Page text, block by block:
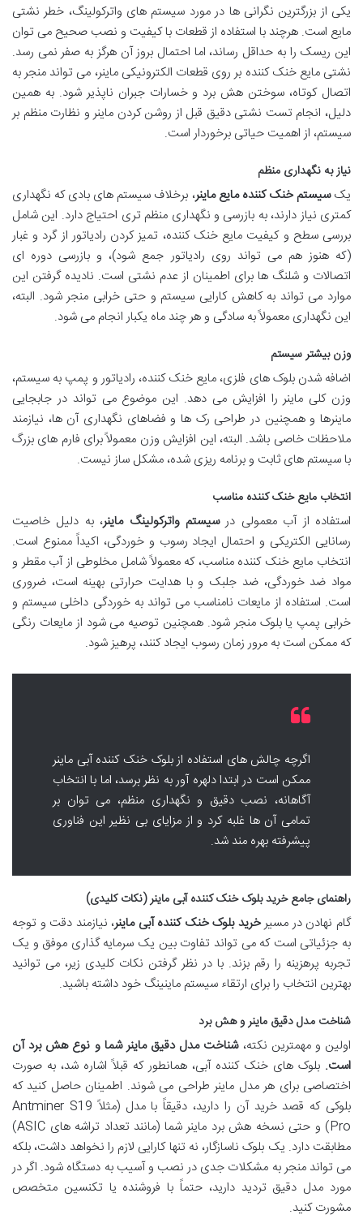
یکی از بزرگترین نگرانی ها در مورد سیستم های واترکولینگ، خطر نشتی
مایع است. هرچند با استفاده از قطعات با کیفیت و نصب صحیح می توان
این ریسک را به حداقل رساند، اما احتمال بروز آن هرگز به صفر نمی رسد.
نشتی مایع خنک کننده بر روی قطعات الکترونیکی ماینر، می تواند منجر به
اتصال کوتاه، سوختن هش برد و خسارات جبران ناپذیر شود. به همین
دلیل، انجام تست نشتی دقیق قبل از روشن کردن ماینر و نظارت منظم بر
سیستم، از اهمیت حیاتی برخوردار است.
نیاز به نگهداری منظم
یکسیستم خنک کننده مایع ماینر، برخلاف سیستم های بادی که نگهداری
کمتری نیاز دارند، به بازرسی و نگهداری منظم تری احتیاج دارد. این شامل
بررسی سطح و کیفیت مایع خنک کننده، تمیز کردن رادیاتور از گرد و غبار
(که هنوز هم می تواند روی رادیاتور جمع شود)، و بازرسی دوره ای
اتصالات و شلنگ ها برای اطمینان از عدم نشتی است. نادیده گرفتن این
موارد می تواند به کاهش کارایی سیستم و حتی خرابی منجر شود. البته،
این نگهداری معمولاً به سادگی و هر چند ماه یکبار انجام می شود.
وزن بیشتر سیستم
اضافه شدن بلوک های فلزی، مایع خنک کننده، رادیاتور و پمپ به سیستم،
وزن کلی ماینر را افزایش می دهد. این موضوع می تواند در جابجایی
ماینرها و همچنین در طراحی رک ها و فضاهای نگهداری آن ها، نیازمند
ملاحظات خاصی باشد. البته، این افزایش وزن معمولاً برای فارم های بزرگ
با سیستم های ثابت و برنامه ریزی شده، مشکل ساز نیست.
انتخاب مایع خنک کننده مناسب
استفاده از آب معمولی درسیستم واترکولینگ ماینر، به دلیل خاصیت
رسانایی الکتریکی و احتمال ایجاد رسوب و خوردگی، اکیداً ممنوع است.
انتخاب مایع خنک کننده مناسب، که معمولاً شامل مخلوطی از آب مقطر و
مواد ضد خوردگی، ضد جلبک و با هدایت حرارتی بهینه است، ضروری
است. استفاده از مایعات نامناسب می تواند به خوردگی داخلی سیستم و
خرابی پمپ یا بلوک منجر شود. همچنین توصیه می شود از مایعات رنگی
که ممکن است به مرور زمان رسوب ایجاد کنند، پرهیز شود.
اگرچه چالش های استفاده از بلوک خنک کننده آبی ماینر
ممکن است در ابتدا دلهره آور به نظر برسد، اما با انتخاب
آگاهانه، نصب دقیق و نگهداری منظم، می توان بر
تمامی آن ها غلبه کرد و از مزایای بی نظیر این فناوری
پیشرفته بهره مند شد.
راهنمای جامع خرید بلوک خنک کننده آبی ماینر (نکات کلیدی)
گام نهادن در مسیرخرید بلوک خنک کننده آبی ماینر، نیازمند دقت و توجه
به جزئیاتی است که می تواند تفاوت بین یک سرمایه گذاری موفق و یک
تجربه پرهزینه را رقم بزند. با در نظر گرفتن نکات کلیدی زیر، می توانید
بهترین انتخاب را برای ارتقاء سیستم ماینینگ خود داشته باشید.
شناخت مدل دقیق ماینر و هش برد
اولین و مهمترین نکته،شناخت مدل دقیق ماینر شما و نوع هش برد آن
است. بلوک های خنک کننده آبی، همانطور که قبلاً اشاره شد، به صورت
اختصاصی برای هر مدل ماینر طراحی می شوند. اطمینان حاصل کنید که
بلوکی که قصد خرید آن را دارید، دقیقاً با مدل (مثلاً Antminer S19
Pro) و حتی نسخه هش برد ماینر شما (مانند تعداد تراشه های ASIC)
مطابقت دارد. یک بلوک ناسازگار، نه تنها کارایی لازم را نخواهد داشت، بلکه
می تواند منجر به مشکلات جدی در نصب و آسیب به دستگاه شود. اگر در
مورد مدل دقیق تردید دارید، حتماً با فروشنده یا تکنسین متخصص
مشورت کنید.